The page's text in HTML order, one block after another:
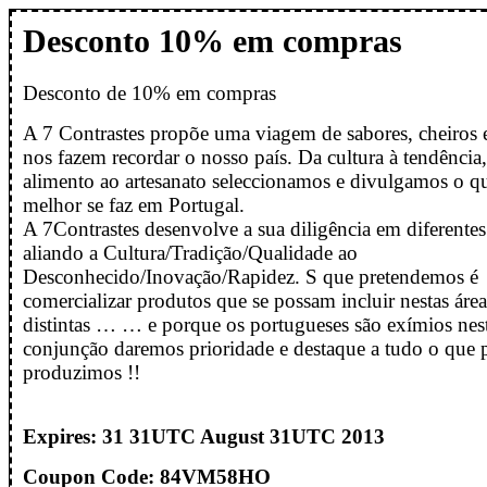
Desconto 10% em compras
Desconto de 10% em compras
A 7 Contrastes propõe uma viagem de sabores, cheiros
nos fazem recordar o nosso país. Da cultura à
alimento ao artesanato seleccionamos e divulgamos o
melhor se faz em Portugal.
A 7Contrastes desenvolve a sua diligência em diferentes
aliando a Cultura/Tradição/Qualidade ao
Desconhecido/Inovação/Rapidez. S que pretendemos é
comercializar produtos que se possam incluir nestas
distintas … … e porque os portugueses são exímios
conjunção daremos prioridade e destaque a tudo o que
produzimos !!
Expires: 31 31UTC August 31UTC 2013
Coupon Code: 84VM58HO